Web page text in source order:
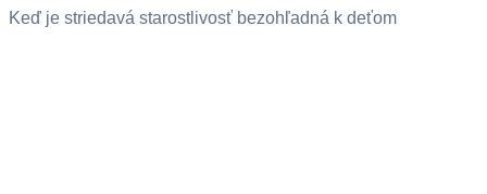
Keď je striedavá starostlivosť bezohľadná k deťom